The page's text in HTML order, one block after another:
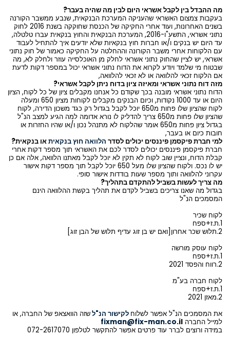
מה ההבדל בין לקבל אשראי היום לבין מה שהיה בעבר?
בעקבות צמצום האשראי שהעניקה המערכת הבנקאית, שנבע ממשבר הקורנה
בשנים האחרונות, ועוד אחרי החקיקה של הכנסת שחוקקה בשנת 2016 לחוק
נתוני אשראי, התשע"ו-2016, המערכת הבנקאית והחוץ בנקאית עברו טלטלה,
עד היום יש בנקים ו/או חברות חוץ בנקאיות שלא יודעים איך להתחיל לעבוד
עם הלקוחות אחרי משבר הקורונה וההחלטה על החקיקה כאמור של חוק נתוני
אשראי, יש לציין שהחוק נתוני אשראי לחלק מן האוכלסייה עוזר ולחלק לא, מה
שבטוח מי שלמד ויודע לקרוא את הדוח נתוני אשראי יכול במספר דקות לדעת
אם הלקוח זכאי להלוואה או לא זכאי להלוואה,
מזה דוח נתוני אשראי ומאיזה ציון בדוח ניתן לקבל אשראי?
הדוח נתוני אשראי מובנה בכך שקודם כל אנחנו מקבלים ציון של כל לקוח, הציון
היום או עד 1000 נקודות, וכיום הבנקים מקבלים לקוחות מציון 650 ומעלה
לקוח שהציון שלו פחות מ650 יוכל לקבל בגדול רק כגד משכון הדירה, לקוח
שהציון שלו פחות מ650 צריך להדליק לו נורא אדומה למה הגיע למצב הנ"ל
בגדול ציון פחות מ650 אומר שהלקוח לא מתנהל נכון ו/או שהיו החזרות או
חובות כיום או בעבר,
למי חברת פיקסמן פיננסים יכולים לסדר הלוואה חוץ בנקאיתאו בנקאית?
חברת פיקסמן פיננסים יכולים לסדר לכם את האשראי תוך מספר דקות אחרי
קבלת הדוח, ונציין שוב לקוח לא תקין לא יוכל לקבל מאתנו הלוואה, אלה אם כן
יש לו נכס. ולקוח שהציון שלו מעל 650 יוכל לקבל תוך מספר דקות אישור
עקרוני להלוואה ותוך מספר שעות בודדות אישור סופי.
מה צריך לעשות בשביל להתקדם בתהליך?
בגדול מה שאנו צריכים בשביל לקדם את תהליך בקשת ההלוואה הינם
המסמכים הנ"ל
לקוח שכיר
1.ת.ז+ספח
2.תלוש שכר אחרון[ואם יש בן זוג עדיף תלוש של הבן זוג]
לקוח עוסק מורשה
1.ת.ז+ספח
2.רווח והפסד 2021
לקוח חברה בע"מ
1.ת.ז+ספח
2.מאזן 2021
את המסמכים הנ"ל אפשר לשלוח לקישור הנ"לשזה הוואצאפ של החברה, או
למייל החברה
fixman@fix-man.co.il
במידה ורוצים לברר עוד פרטים אפשר להתקשר לטלפון 072-2617070